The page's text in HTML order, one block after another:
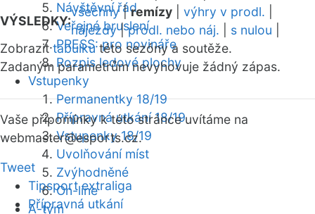
Návštěvní řád
Veřejné bruslení
PRESS: pro novináře
Rozpis ledové plochy
Vstupenky
Permanentky 18/19
Přípravná utkání 18/19
Vstupenky 18/19
Uvolňování míst
Zvýhodněné
On-line
A-tým
VÝSLEDKY:
všechny|remízy výhry v prodl.
nájezdy|prodl. nebo náj. s nulou
Zobrazittabulkutéto sezóny a soutěže.
Zadaným parametrům nevyhovuje žádný zápas.
Vaše připomínky k této stránce uvítáme na
webmaster@esports.cz.
Tweet
Tipsport extraliga
Přípravná utkání